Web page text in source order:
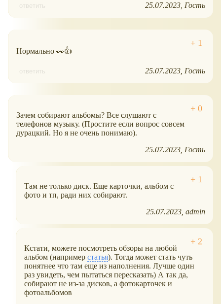
ответить 25.07.2023 Гость
Нормально 👀👍
ответить 25.07.2023 Гость
Зачем собирают альбомы? Все слушают с
телефонов музыку. (Простите если вопрос совсем
дурацкий. Но я не очень понимаю).
25.07.2023 Гость
Там не только диск. Еще карточки, альбом с
фото и тп, ради них собирают.
25.07.2023 admin
Кстати, можете посмотреть обзоры на любой
альбом (например статья). Тогда может стать чуть
понятнее что там еще из наполнения. Лучше один
раз увидеть, чем пытаться пересказать) А так да,
собирают не из-за дисков, а фотокарточек и
фотоальбомов